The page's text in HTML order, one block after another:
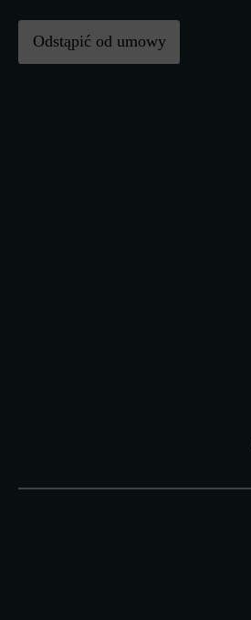
Odstąpić od umowy